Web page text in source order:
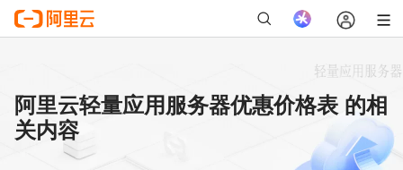
阿里云轻量应用服务器优惠价格表 的相
关内容